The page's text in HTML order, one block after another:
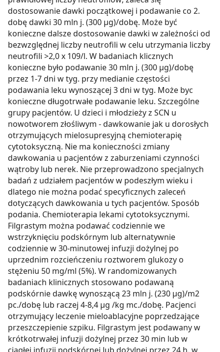
dostosowanie dawki początkowej i podawanie co 2.
dobę dawki 30 mln j. (300 µg)/dobę. Może być
konieczne dalsze dostosowanie dawki w zależności od
bezwzględnej liczby neutrofili w celu utrzymania liczby
neutrofili >2,0 x 109/l. W badaniach klicznych
konieczne było podawanie 30 mln j. (300 µg)/dobę
przez 1-7 dni w tyg. przy medianie częstości
podawania leku wynoszącej 3 dni w tyg. Może byc
konieczne długotrwałe podawanie leku. Szczególne
grupy pacjentów. U dzieci i młodzieży z SCN u
nowotworem złośliwym - dawkowanie jak u dorosłych
otrzymujących mielosupresyjną chemioterapię
cytotoksyczną. Nie ma konieczności zmiany
dawkowania u pacjentów z zaburzeniami czynności
wątroby lub nerek. Nie przeprowadzono specjalnych
badań z udziałem pacjentów w podeszłym wieku i
dlatego nie można podać specyficznych zaleceń
dotyczących dawkowania u tych pacjentów. Sposób
podania. Chemioterapia lekami cytotoksycznymi.
Filgrastym można podawać codziennie we
wstrzyknięciu podskórnym lub alternatywnie
codziennie w 30-minutowej infuzji dożylnej po
uprzednim rozcieńczeniu roztworem glukozy o
stężeniu 50 mg/ml (5%). W randomizowanych
badaniach klinicznych stosowano podawaną
podskórnie dawkę wynoszącą 23 mln j. (230 µg)/m2
pc./dobę lub raczej 4-8,4 µg /kg mc./dobę. Pacjenci
otrzymujący leczenie mieloablacyjne poprzedzające
przeszczepienie szpiku. Filgrastym jest podawany w
krótkotrwałej infuzji dożylnej przez 30 min lub w
ciągłej infuzji podskórnej lub dożylnej przez 24 h, w